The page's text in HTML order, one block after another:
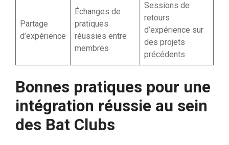
Partage
d’expérience
Échanges de
pratiques
réussies entre
membres
Sessions de
retours
d’expérience sur
des projets
précédents
Bonnes pratiques pour une
intégration réussie au sein
des Bat Clubs